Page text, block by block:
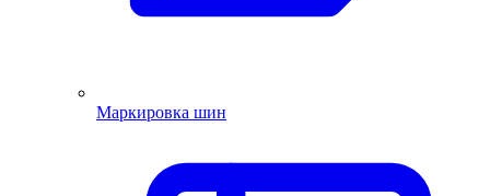
Маркировка шин